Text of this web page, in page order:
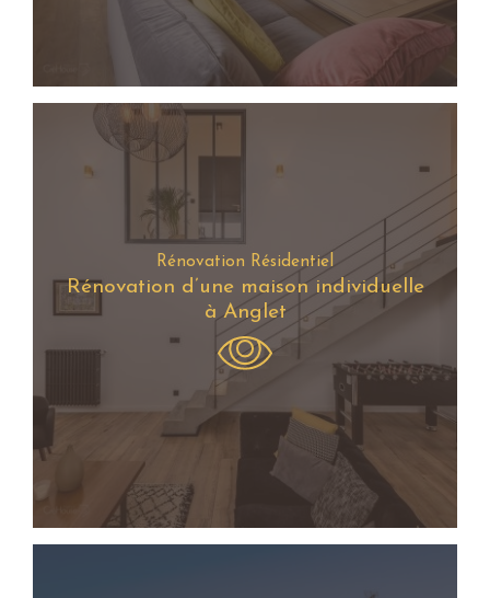
Rénovation Résidentiel
Rénovation d’une maison individuelle
à Anglet